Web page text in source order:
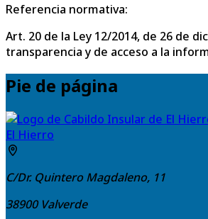
Referencia normativa:
Art. 20 de la Ley 12/2014, de 26 de
transparencia y de acceso a la
Pie de página
El Hierro
C/Dr. Quintero Magdaleno, 11
38900 Valverde